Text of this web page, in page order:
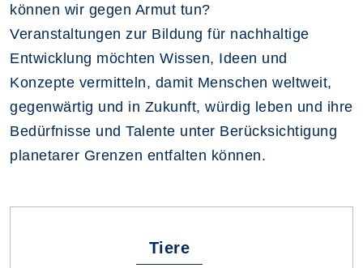
können wir gegen Armut tun?
Veranstaltungen zur Bildung für nachhaltige
Entwicklung möchten Wissen, Ideen und
Konzepte vermitteln, damit Menschen weltweit,
gegenwärtig und in Zukunft, würdig leben und ihre
Bedürfnisse und Talente unter Berücksichtigung
planetarer Grenzen entfalten können.
Tiere